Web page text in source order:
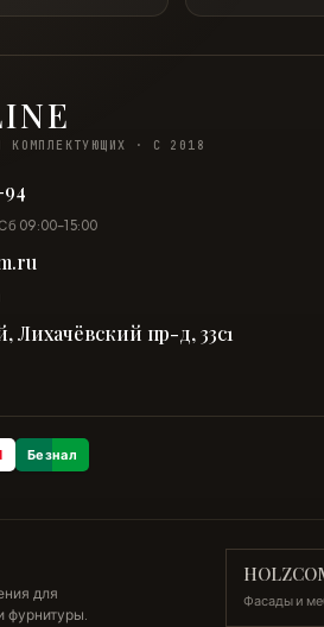
КОМПЛЕКТУЮЩИХ · С 2018
94
09:00–15:00
Лихачёвский пр-д, 33с1
Безнал
для
фурнитуры.
Фасады и